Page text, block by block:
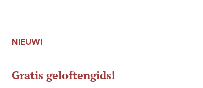
NIEUW!
Gratis geloftengids!